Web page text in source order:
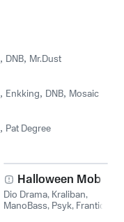
, DNB, Mr.Dust
, Enkking, DNB, Mosaic
, Pat Degree
Halloween Mob
Dio Drama, Kraliban,
ManoBass, Psyk, Frantic